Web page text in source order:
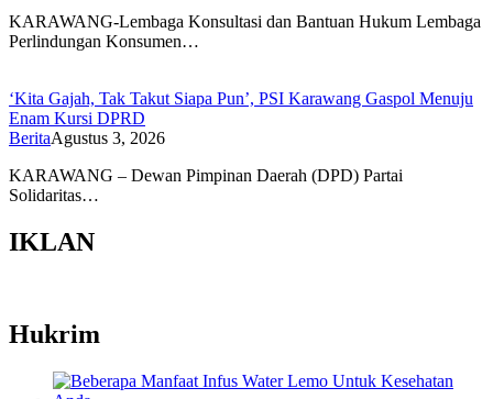
KARAWANG-Lembaga Konsultasi dan Bantuan Hukum Lembaga
Perlindungan Konsumen…
‘Kita Gajah, Tak Takut Siapa Pun’, PSI Karawang Gaspol Menuju
Enam Kursi DPRD
BeritaAgustus 3, 2026
KARAWANG – Dewan Pimpinan Daerah (DPD) Partai
Solidaritas…
IKLAN
Hukrim